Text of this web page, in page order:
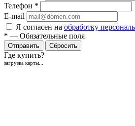
Телефон *
E-mail
Я согласен на обработку
* — Обязательные поля
Отправить Сбросить
Где купить?
загрузка карты...